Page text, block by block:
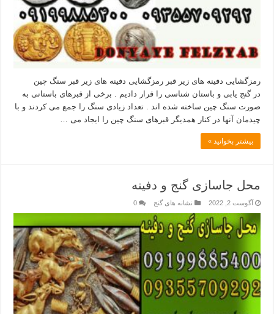
رمزگشایی دفینه های زیر قبر رمزگشایی دفینه های زیر قبر سنگ چین
در گنج یابی و باستان شناسی را قرار دادیم . برخی از قبرهای باستانی به
صورت سنگ چین ساخته شده اند . تعداد زیادی سنگ را جمع می کردند و با
چیدمان آنها در کنار همدیگر قبرهای سنگ چین را ایجاد می …
بیشتر بخوانید »
محل جاسازی گنج و دفینه
آگوست 2, 2022 نشانه های گنج 0